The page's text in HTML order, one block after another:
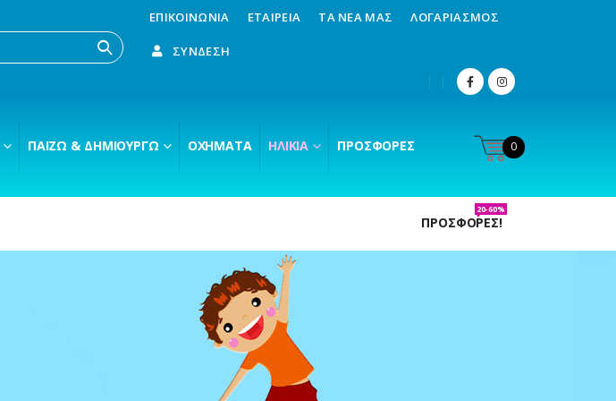
ΕΠΙΚΟΙΝΩΝΊΑ ΕΤΑΙΡΕΊΑ ΤΑ ΝΈΑ ΜΑΣ ΛΟΓΑΡΙΑΣΜΌΣ
ΣΎΝΔΕΣΗ
ΠΑΊΖΩ & ΔΗΜΙΟΥΡΓΏ ΟΧΉΜΑΤΑ ΗΛΙΚΊΑ ΠΡΟΣΦΟΡΈΣ 0
ΠΡΟΣΦΟΡΕΣ!
20-60%